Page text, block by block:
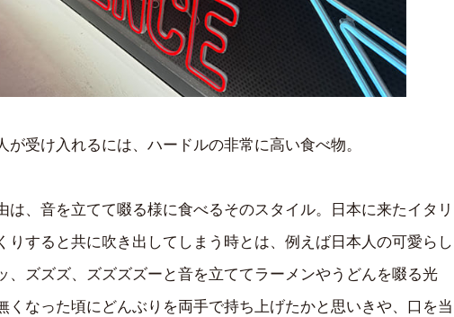
が受け入れるには、ハードルの非常に高い食べ物。
は、音を立てて啜る様に食べるそのスタイル。日本に来たイタリ
りすると共に吹き出してしまう時とは、例えば日本人の可愛らし
、ズズズ、ズズズズーと音を立ててラーメンやうどんを啜る光
くなった頃にどんぶりを両手で持ち上げたかと思いきや、口を当